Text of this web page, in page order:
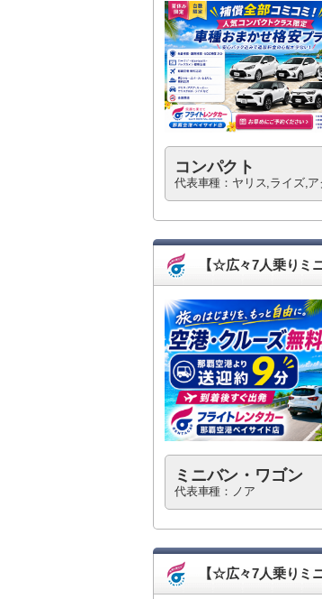
コンパクト
代表車種：ヤリス,ライズ,
【☆広々7人乗りミ
ミニバン・ワゴン
代表車種：ノア
【☆広々7人乗りミ